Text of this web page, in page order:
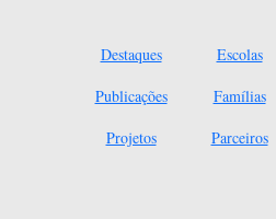
Destaques
Publicações
Projetos
Escolas
Famílias
Parceiros